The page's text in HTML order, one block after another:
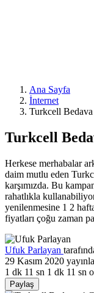
Ana Sayfa
İnternet
Turkcell
Turkcell
Herkese merhabalar
daim mutlu eden
karşımızda. Bu
rahatlıkla
yenilenmesine 1 2
fiyatları çoğu zaman
Ufuk Parlayan
29 Kasım 2020
1 dk 11 sn 1 dk 11 sn
Paylaş